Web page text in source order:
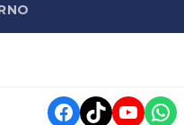
Facebook
TikTok